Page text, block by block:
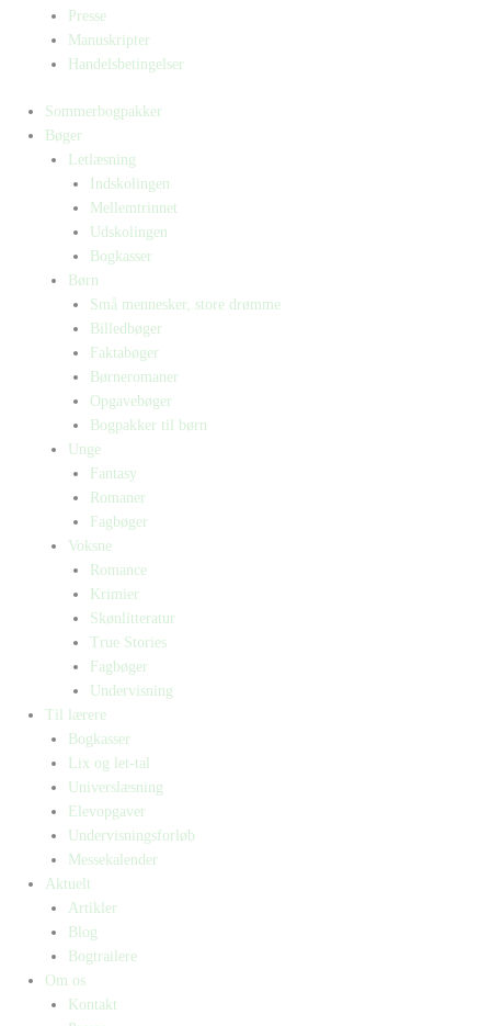
Presse
Manuskripter
Handelsbetingelser
Sommerbogpakker
Bøger
Letlæsning
Indskolingen
Mellemtrinnet
Udskolingen
Bogkasser
Børn
Små mennesker, store drømme
Billedbøger
Faktabøger
Børneromaner
Opgavebøger
Bogpakker til børn
Unge
Fantasy
Romaner
Fagbøger
Voksne
Romance
Krimier
Skønlitteratur
True Stories
Fagbøger
Undervisning
Til lærere
Bogkasser
Lix og let-tal
Universlæsning
Elevopgaver
Undervisningsforløb
Messekalender
Aktuelt
Artikler
Blog
Bogtrailere
Om os
Kontakt